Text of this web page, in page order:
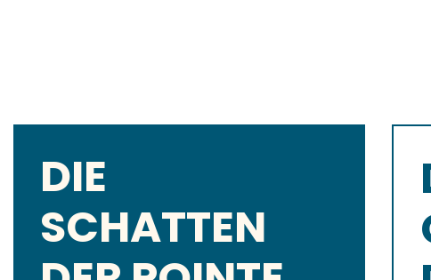
DIE
SCHATTEN